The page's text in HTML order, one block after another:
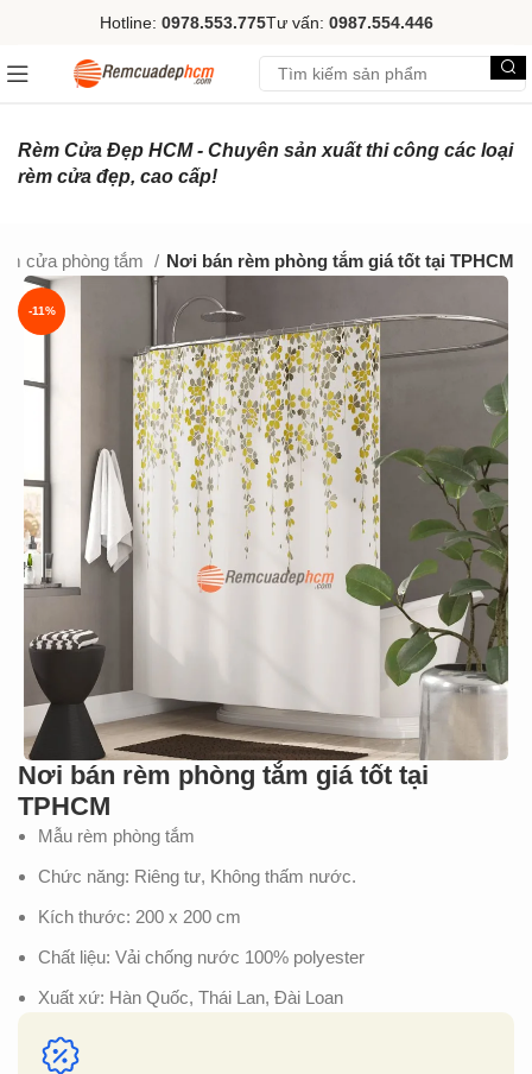
Hotline: 0978.553.775Tư vấn: 0987.554.446
Rèm Cửa Đẹp HCM - Chuyên sản xuất thi công các loại
rèm cửa đẹp, cao cấp!
cửa phòng tắm Nơi bán rèm phòng tắm giá tốt tại TPHCM
-11%
Nơi bán rèm phòng tắm giá tốt tại
TPHCM
Mẫu rèm phòng tắm
Chức năng: Riêng tư, Không thấm nước.
Kích thước: 200 x 200 cm
Chất liệu: Vải chống nước 100% polyester
Xuất xứ: Hàn Quốc, Thái Lan, Đài Loan